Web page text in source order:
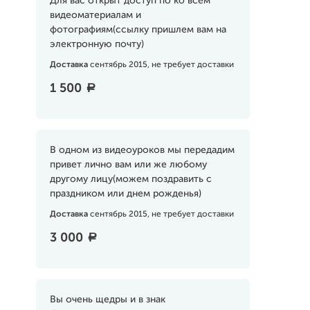
видеоматериалам и
фотографиям(ссылку пришлем вам на
электронную почту)
Доставка сентябрь 2015, не требует доставки
1 500 a
В одном из видеоуроков мы передадим
привет лично вам или же любому
другому лицу(можем поздравить с
праздником или днем рожденья)
Доставка сентябрь 2015, не требует доставки
3 000 a
Вы очень щедры и в знак